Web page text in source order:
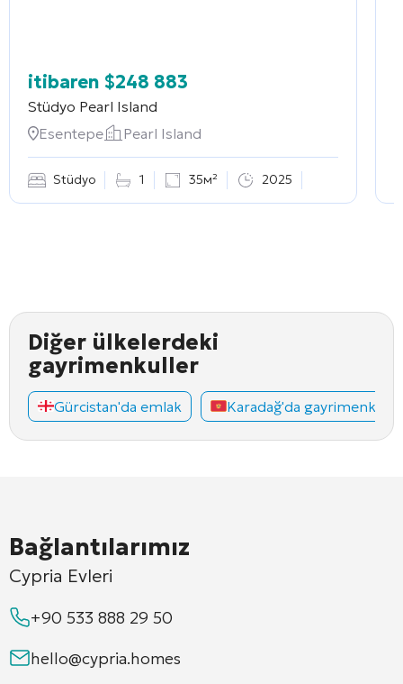
itibaren $248 883
Stüdyo Pearl Island
Esentepe
Pearl Island
Stüdyo 1 35м² 2025
Diğer ülkelerdeki
gayrimenkuller
Gürcistan'da emlak Karadağ'da gayrimenkul
Bağlantılarımız
Cypria Evleri
+90 533 888 29 50
hello@cypria.homes